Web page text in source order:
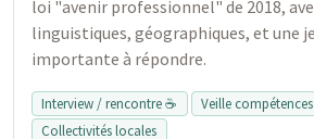
loi "avenir professionnel" de 2018,
linguistiques, géographiques, et une
importante à répondre.
Interview / rencontre ☕
Veille
Collectivités locales